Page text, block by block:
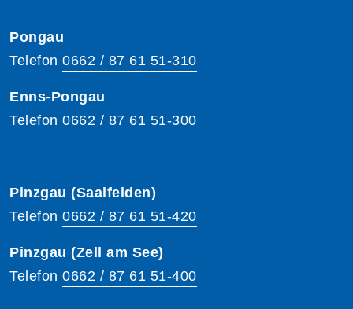
Pongau
Telefon 0662 / 87 61 51-310
Enns-Pongau
Telefon 0662 / 87 61 51-300
Pinzgau (Saalfelden)
Telefon 0662 / 87 61 51-420
Pinzgau (Zell am See)
Telefon 0662 / 87 61 51-400